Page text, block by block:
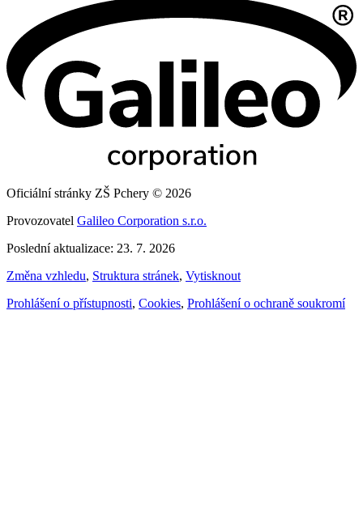
Oficiální stránky ZŠ Pchery © 2026
Provozovatel Galileo Corporation s.r.o.
Poslední aktualizace: 23. 7. 2026
Změna vzhledu, Struktura stránek, Vytisknout
Prohlášení o přístupnosti, Cookies, Prohlášení o ochraně soukromí